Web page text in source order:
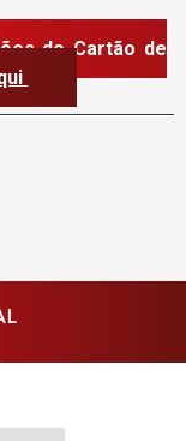
do Cartão de